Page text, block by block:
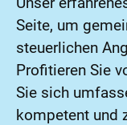
Seite, um
steuerlichen
Profitieren Sie
Sie sich
kompetent und